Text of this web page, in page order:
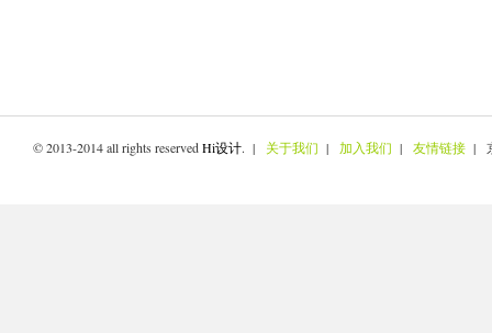
© 2013-2014 all rights reservedHi设计. | 关于我们 | 加入我们 | 友情链接 |